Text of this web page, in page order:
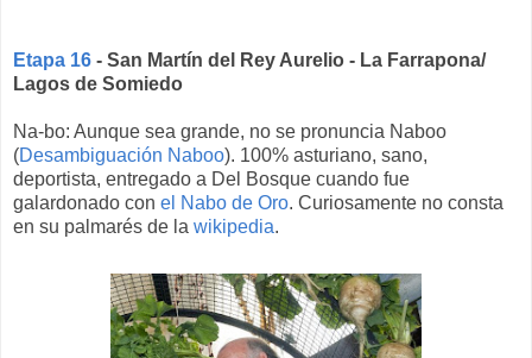
Etapa 16 - San Martín del Rey Aurelio - La Farrapona/
Lagos de Somiedo
Na-bo: Aunque sea grande, no se pronuncia Naboo
(Desambiguación Naboo). 100% asturiano, sano,
deportista, entregado a Del Bosque cuando fue
galardonado con el Nabo de Oro. Curiosamente no consta
en su palmarés de la wikipedia.